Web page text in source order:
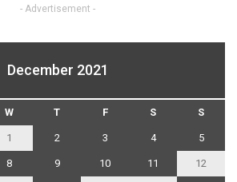
- Advertisement -
December 2021
W T F S S
1 2 3 4 5
8 9 10 11 12